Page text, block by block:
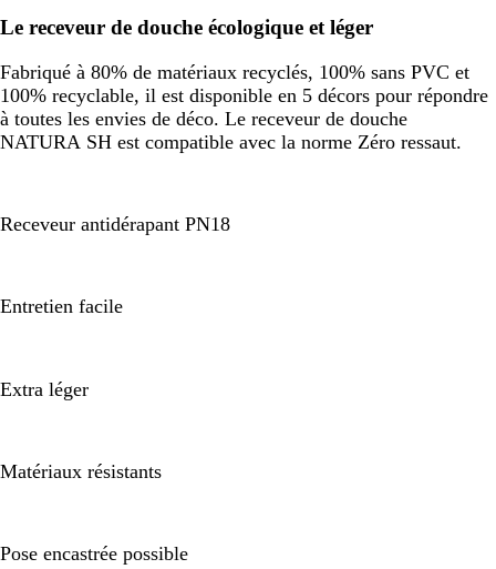
Le receveur de douche écologique et léger
Fabriqué à 80% de matériaux recyclés, 100% sans PVC et
100% recyclable, il est disponible en 5 décors pour répondre
à toutes les envies de déco. Le receveur de douche
NATURA SH est compatible avec la norme Zéro ressaut.
Receveur antidérapant PN18
Entretien facile
Extra léger
Matériaux résistants
Pose encastrée possible